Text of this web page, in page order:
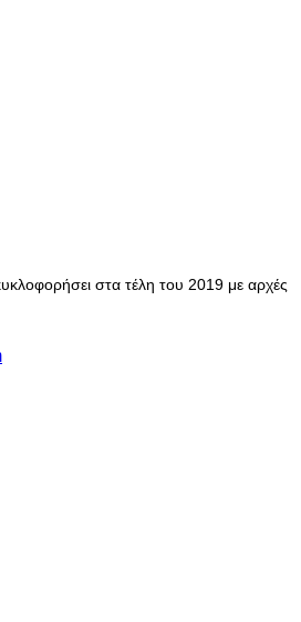
στα τέλη του 2019 με αρχές